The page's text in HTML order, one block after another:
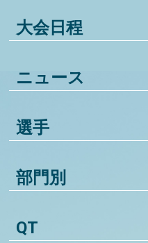
大会日程
ニュース
選手
部門別
QT